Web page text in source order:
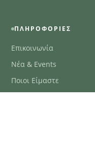
ΠΛΗΡΟΦΟΡΊΕΣ
Επικοινωνία
Νέα & Events
Ποιοι Είμαστε